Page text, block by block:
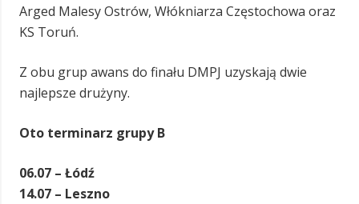
Arged Malesy Ostrów, Włókniarza Częstochowa oraz
KS Toruń.
Z obu grup awans do finału DMPJ uzyskają dwie
najlepsze drużyny.
Oto terminarz grupy B
06.07 – Łódź
14.07 – Leszno